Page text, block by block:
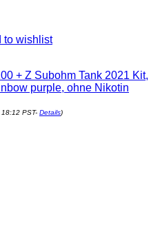
to wishlist
+ Z Subohm Tank 2021 Kit,
purple, ohne Nikotin
PST- Details)